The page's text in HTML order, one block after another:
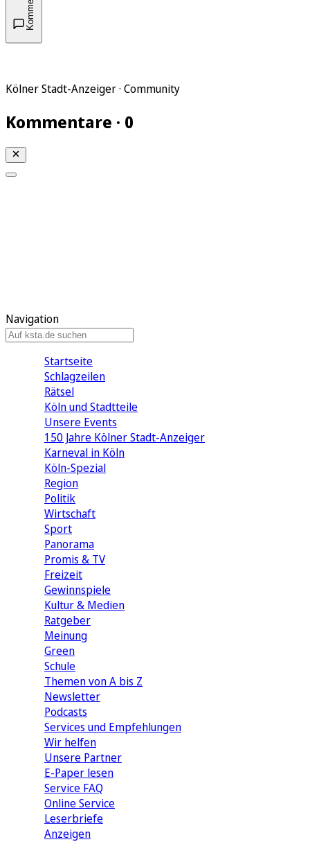
Kölner Stadt-Anzeiger · Community
Kommentare · 0
Navigation
Startseite
Schlagzeilen
Rätsel
Köln und Stadtteile
Unsere Events
150 Jahre Kölner Stadt-Anzeiger
Karneval in Köln
Köln-Spezial
Region
Politik
Wirtschaft
Sport
Panorama
Promis & TV
Freizeit
Gewinnspiele
Kultur & Medien
Ratgeber
Meinung
Green
Schule
Themen von A bis Z
Newsletter
Podcasts
Services und Empfehlungen
Wir helfen
Unsere Partner
E-Paper lesen
Service FAQ
Online Service
Leserbriefe
Anzeigen